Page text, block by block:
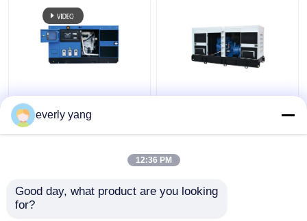
Groupe électrogène
diesel industriel de
75kva 60kw Yuchai
Type ouvert silencieux
everly yang
12:36 PM
Good day, what product are you looking
for?